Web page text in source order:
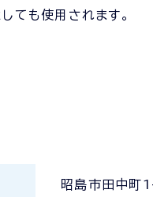
ても使用されます。
昭島市田中町